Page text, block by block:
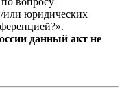
или юридических
данный акт не